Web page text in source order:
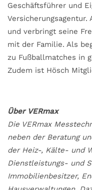
Geschäftsführer und
Versicherungsagentur.
und verbringt seine
mit der Familie. Als
zu Fußballmatches in
Zudem ist Hösch
Über VERmax
Die VERmax
neben der Beratung
der Heiz-, Kälte- und
Dienstleistungs- und
Immobilienbesitzer,